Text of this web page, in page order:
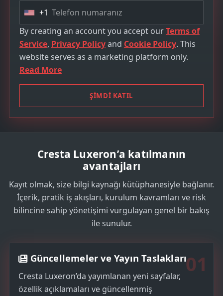
U
n
i
t
e
t
a
t
1
+1
By creating an account you accept ourTerms of
Service, Privacy Policyand Cookie Policy. This
website serves as a marketing platform only.
Read More
ŞİMDİ KATIL
Cresta Luxeron’a katılmanın
avantajları
Kayıt olmak, size bilgi kaynağı kütüphanesiyle bağlanır.
İçerik, pratik iş akışları, kurulum kavramları ve risk
bilincine sahip yönetişimi vurgulayan genel bir bakış
ile sunulur.
01
Güncellemeler ve Yayın Taslakları
Cresta Luxeron’da yayımlanan yeni sayfalar,
özellik açıklamaları ve güncellenmiş